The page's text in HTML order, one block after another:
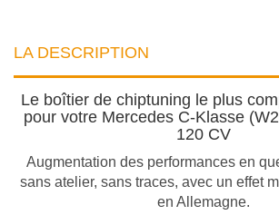
LA DESCRIPTION
Le boîtier de chiptuning le plus
pour votre Mercedes C-Klasse
120 CV
Augmentation des performances en
sans atelier, sans traces, avec un effet
en Allemagne.